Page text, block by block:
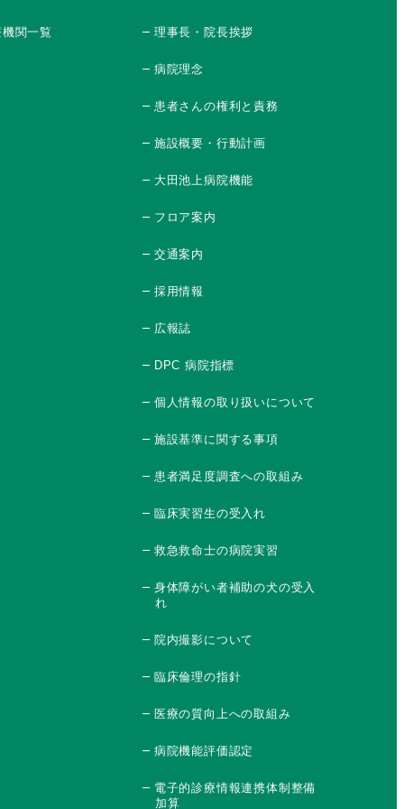
関一覧 理事長・院長挨拶
病院理念
患者さんの権利と責務
施設概要・行動計画
大田池上病院機能
フロア案内
交通案内
採用情報
広報誌
DPC 病院指標
個人情報の取り扱いについて
施設基準に関する事項
患者満足度調査への取組み
臨床実習生の受入れ
救急救命士の病院実習
身体障がい者補助の犬の受入
れ
院内撮影について
臨床倫理の指針
医療の質向上への取組み
病院機能評価認定
電子的診療情報連携体制整備
加算